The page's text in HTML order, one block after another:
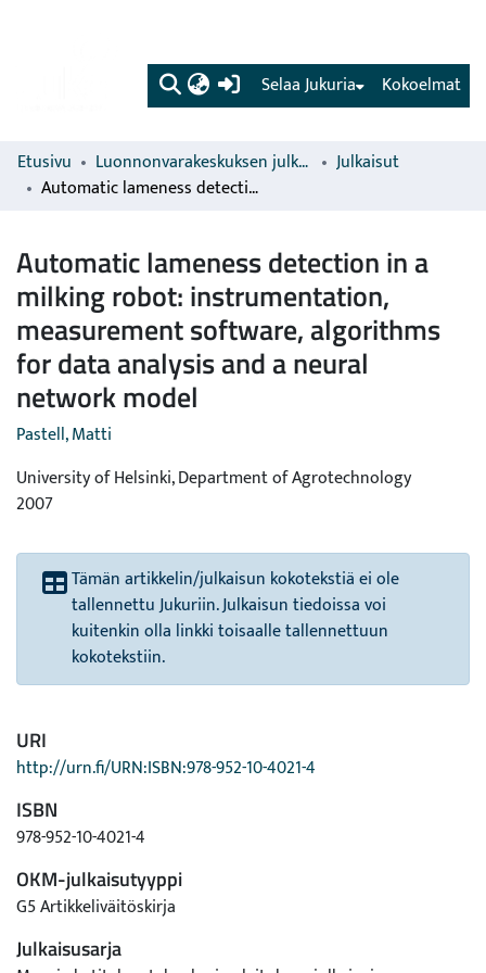
(current) Kokoelmat
Selaa Jukuria
Etusivu Luonnonvarakeskuksen julkaisut
Julkaisut
Automatic lameness detection in a milking robot: instrumentation, measurement software, algorithms for data analysis and a neural network model
Automatic lameness detection in a
milking robot: instrumentation,
measurement software, algorithms
for data analysis and a neural
network model
Pastell, Matti
University of Helsinki, Department of Agrotechnology
2007
Tämän artikkelin/julkaisun kokotekstiä ei ole
tallennettu Jukuriin. Julkaisun tiedoissa voi
kuitenkin olla linkki toisaalle tallennettuun
kokotekstiin.
URI
http://urn.fi/URN:ISBN:978-952-10-4021-4
ISBN
978-952-10-4021-4
OKM-julkaisutyyppi
G5 Artikkeliväitöskirja
Julkaisusarja